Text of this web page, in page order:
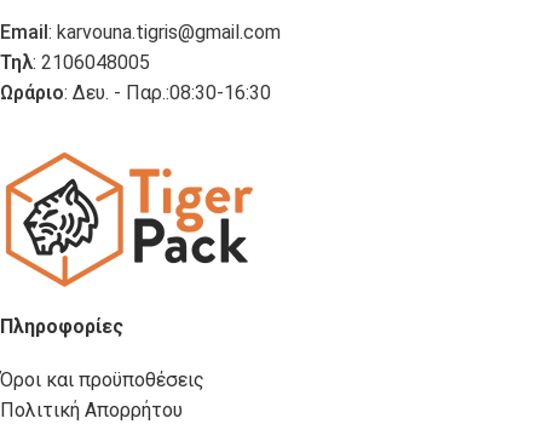
Email : karvouna.tigris@gmail.com
Τηλ: 2106048005
Ωράριο: Δευ. - Παρ.:08:30-16:30
Πληροφορίες
Όροι και προϋποθέσεις
Πολιτική Απορρήτου